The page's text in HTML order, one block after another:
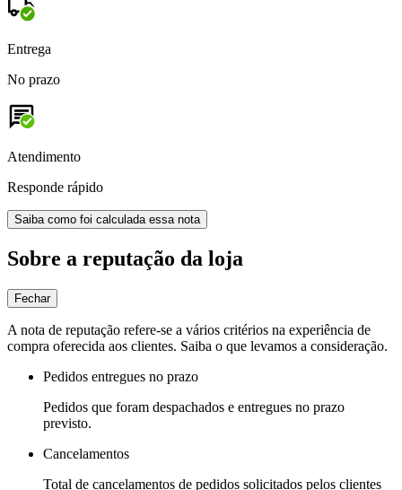
Entrega
No prazo
Atendimento
Responde rápido
Saiba como foi calculada essa nota
Sobre a reputação da loja
Fechar
A nota de reputação refere-se a vários critérios na experiência de
compra oferecida aos clientes. Saiba o que levamos a consideração.
Pedidos entregues no prazo
Pedidos que foram despachados e entregues no prazo
previsto.
Cancelamentos
Total de cancelamentos de pedidos solicitados pelos clientes